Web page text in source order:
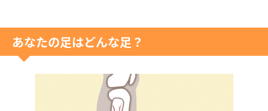
あなたの足はどんな足？